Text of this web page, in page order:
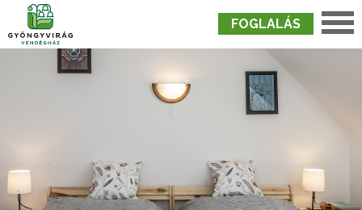
FOGLALÁS
Szobák